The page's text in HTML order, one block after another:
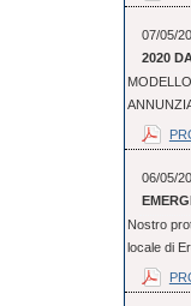
07/05/
2020
06/05/
Nostro
locale di